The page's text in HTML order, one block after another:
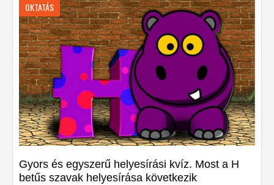
OKTATÁS
Gyors és egyszerű helyesírási kvíz. Most a H
betűs szavak helyesírása következik